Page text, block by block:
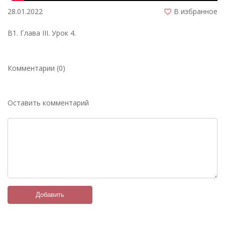
28.01.2022 В избранное
B1. Глава ІІІ. Урок 4.
Комментарии (0)
Оставить комментарий
Добавить